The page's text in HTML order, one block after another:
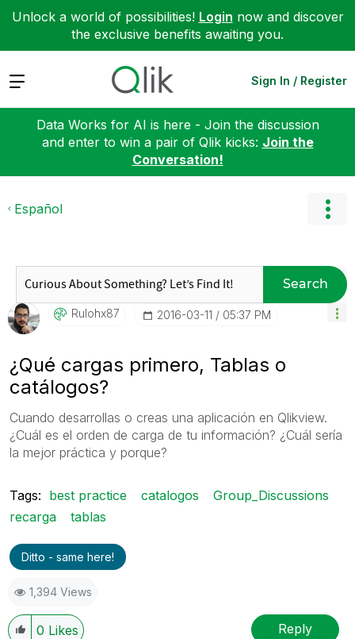
Unlock a world of possibilities! Login now and discover
the exclusive benefits awaiting you.
Expand Sign In / Register
Data Works for AI is here - Join the discussion
and enter to win a pair of Qlik kicks: Join the
Conversation!
Español
Search
Rulohx87 ‎2016-03-11 05:37 PM
¿Qué cargas primero, Tablas o
catálogos?
Cuando desarrollas o creas una aplicación en Qlikview.
¿Cuál es el orden de carga de tu información? ¿Cuál sería
la mejor práctica y porque?
Tags: best practice catalogos
Group_Discussions
recarga
tablas
Ditto - same here!
1,394 Views
0 Likes Reply